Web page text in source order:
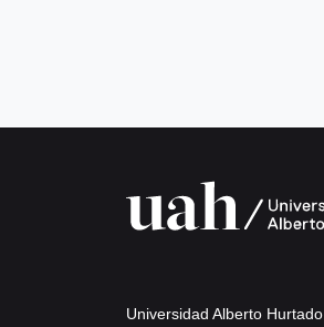
Universidad Alberto Hurtado